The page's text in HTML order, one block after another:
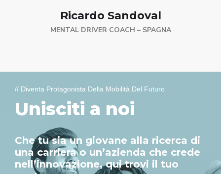
Ricardo Sandoval
MENTAL DRIVER COACH – SPAGNA
// Diventa Protagonista Della Mobilità Del Futuro
Unisciti a noi
Che tu sia un giovane alla ricerca di
una carriera o un’azienda che crede
nell’innovazione, qui trovi il tuo